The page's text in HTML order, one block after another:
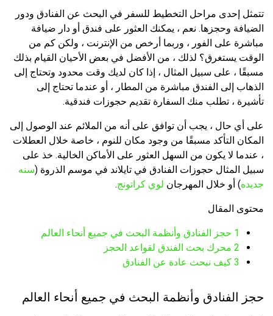
تتمثل إحدى مراحل التخطيط للسفر في البحث عن الفنادق ودور
الضيافة وحجزها. نعم ، يمكنك العثور على فندق أو دار ضيافة
مباشرة على الفور ، وربما أرخص من الإنترنت ، ولكن كم من
الوقت يستغرق؟ لذلك ، من الأفضل في بعض الأحيان القيام بذلك
مسبقًا ، على سبيل المثال ، إذا كان لديك وقت محدود وتحتاج إلى
الذهاب إلى الفندق مباشرة من المطار ، أو عندما تحتاج إلى
تأشيرة ، تطلب منك السفارة تقديم حجوزات فندقية.
على أي حال ، يجب أن توافق على أنه من الملائم عند الوصول إلى
المكان التأكد مسبقًا من وجود مكان للنوم ، خاصة خلال العطلات
، عندما لا يكون من السهل العثور على الأماكن الخالية. خذ على
سبيل المثال حجوزات الفنادق في تايلاند في موسم الذروة (سنه
جديده) أو خلال المهرجان لوي كراتونج.
محتوى المقال
1 حجز الفنادق وأنظمة البحث في جميع أنحاء العالم
2 محرك بحث الفندق لقواعد الحجز
3 كيف نبحث عادة عن الفنادق
حجز الفنادق وأنظمة البحث في جميع أنحاء العالم